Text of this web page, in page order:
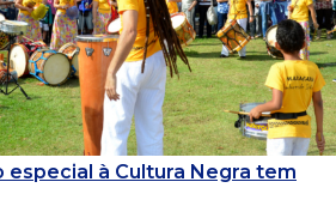
especial à Cultura Negra tem